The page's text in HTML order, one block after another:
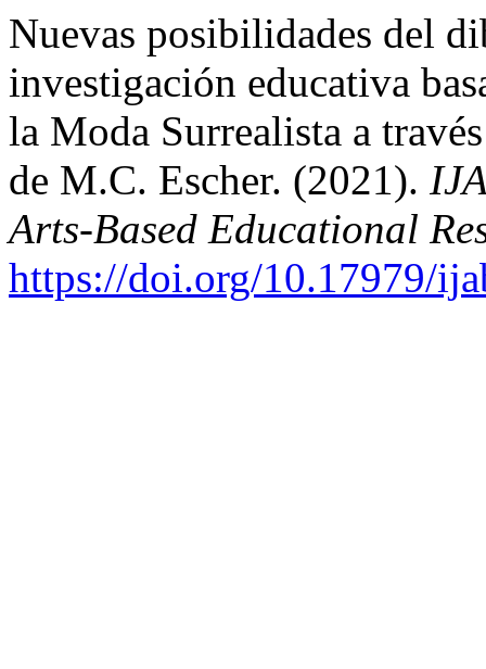
Nuevas posibilidades del
investigación educativa
la Moda Surrealista a
de M.C. Escher. (2021).
Arts-Based Educational
https://doi.org/10.17979/